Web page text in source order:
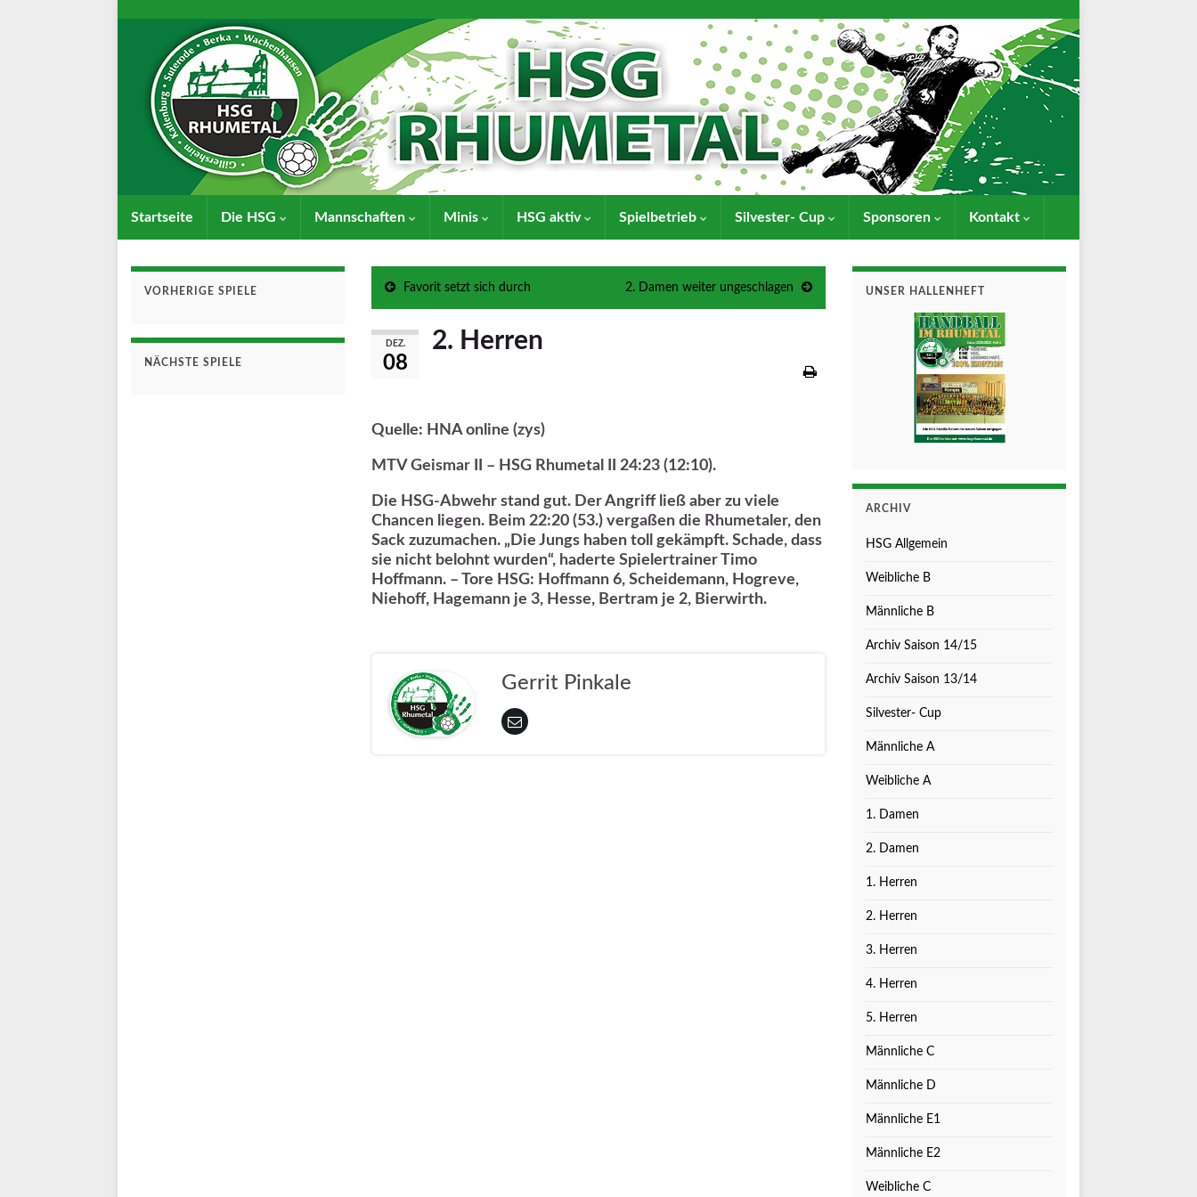
Startseite Die HSG Mannschaften Minis HSG aktiv Spielbetrieb Silvester- Cup Sponsoren Kontakt
Favorit setzt sich durch 2. Damen weiter ungeschlagen
DEZ.
08
2. Herren
Quelle: HNA online (zys)
MTV Geismar II – HSG Rhumetal II 24:23 (12:10).
Die HSG-Abwehr stand gut. Der Angriff ließ aber zu viele
Chancen liegen. Beim 22:20 (53.) vergaßen die Rhumetaler, den
Sack zuzumachen. „Die Jungs haben toll gekämpft. Schade, dass
sie nicht belohnt wurden“, haderte Spielertrainer Timo
Hoffmann. – Tore HSG: Hoffmann 6, Scheidemann, Hogreve,
Niehoff, Hagemann je 3, Hesse, Bertram je 2, Bierwirth.
Gerrit Pinkale
VORHERIGE SPIELE
NÄCHSTE SPIELE
UNSER HALLENHEFT
ARCHIV
HSG Allgemein
Weibliche B
Männliche B
Archiv Saison 14/15
Archiv Saison 13/14
Silvester- Cup
Männliche A
Weibliche A
1. Damen
2. Damen
1. Herren
2. Herren
3. Herren
4. Herren
5. Herren
Männliche C
Männliche D
Männliche E1
Männliche E2
Weibliche C